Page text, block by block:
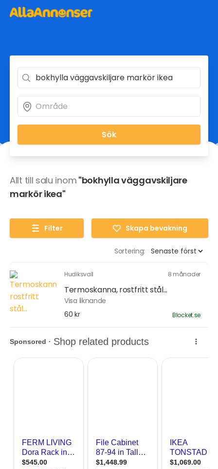
Sök
Allt till salu inom "bokhylla väggavskiljare
markör ikea"
Filter Skapa bevakning
Sortering:
Hudiksvall 8 månader
Termoskanna, rostfritt stål...
Visa liknande
60 kr
Blocket.se